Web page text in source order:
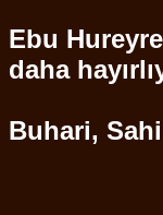
Ebu
daha
Buhari,